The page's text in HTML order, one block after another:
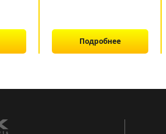
Подробнее